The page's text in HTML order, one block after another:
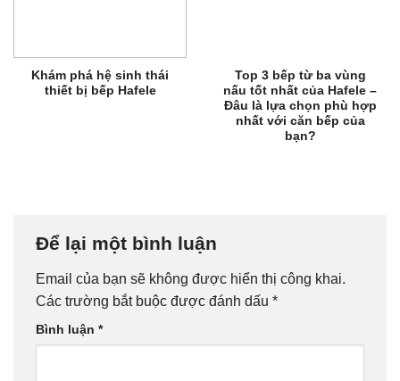
Khám phá hệ sinh thái
thiết bị bếp Hafele
Top 3 bếp từ ba vùng
nấu tốt nhất của Hafele –
Đâu là lựa chọn phù hợp
nhất với căn bếp của
bạn?
Để lại một bình luận
Email của bạn sẽ không được hiển thị công khai.
Các trường bắt buộc được đánh dấu *
Bình luận *